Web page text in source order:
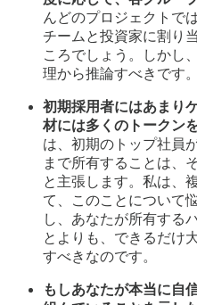
んどのプロジェクトで
チームと投資家に割り
ころでしょう。しかし
理から推論すべきです。
初期採用者にはあまり
材には多くのトークン
は、初期のトップ社員
まで所有することは、
と主張します。私は、
て、このことについて
し、あなたが所有する
とよりも、できるだけ
すべきなのです。
もしあなたが本当に自